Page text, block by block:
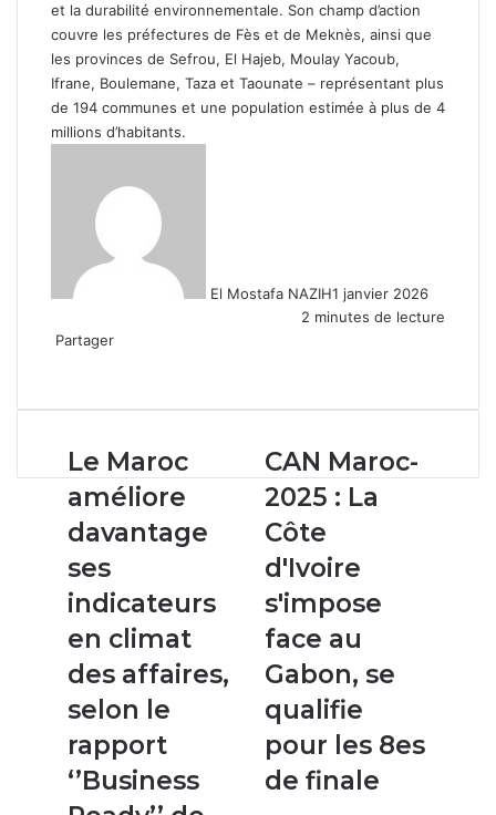
et la durabilité environnementale. Son champ d’action
couvre les préfectures de Fès et de Meknès, ainsi que
les provinces de Sefrou, El Hajeb, Moulay Yacoub,
Ifrane, Boulemane, Taza et Taounate – représentant plus
de 194 communes et une population estimée à plus de 4
millions d’habitants.
El Mostafa NAZIH1 janvier 2026
2 minutes de lecture
Partager
email
Le
Maroc
améliore
davantage
ses
indicateurs
en
climat
des
affaires,
selon
le
‘’Business
Ready’’
de
Le Maroc
améliore
davantage
ses
indicateurs
en climat
des affaires,
selon le
rapport
‘’Business
CAN
Maroc-
2025
:
La
Côte
d'Ivoire
s'impose
face
au
Gabon,
se
pour
les
CAN Maroc-
2025 : La
Côte
d'Ivoire
s'impose
face au
Gabon, se
qualifie
pour les 8es
de finale